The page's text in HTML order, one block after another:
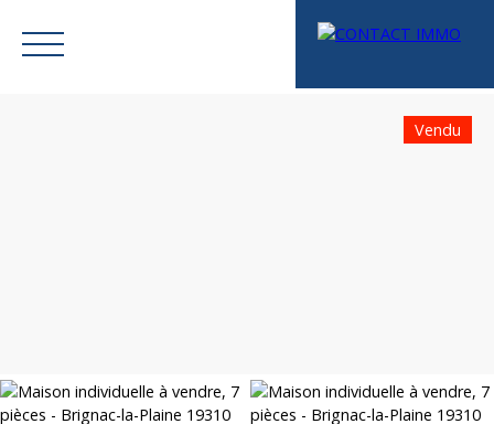
Mes favoris Espace vendeur Estimation
Vendu